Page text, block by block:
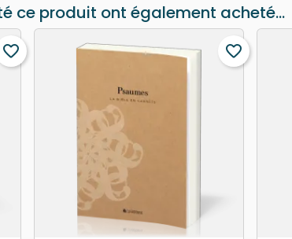
ce produit ont également acheté...
favorite_border favorite_border